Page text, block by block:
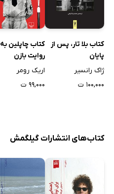
کتاب بلا تار، پس از
پایان
ژاک رانسیر
۱۰۰,۰۰۰ ت
کتاب چاپلین به
روایت بازن
اریک رومر
۹۹,۰۰۰ ت
کتاب‌های انتشارات گیلگمش